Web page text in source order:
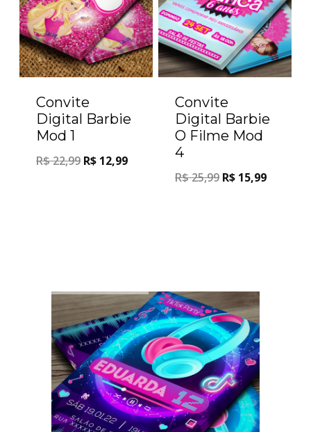
Convite
Digital Barbie
Mod 1
R$22,99 R$ 12,99
Convite
Digital Barbie
O Filme Mod
4
R$25,99 R$ 15,99